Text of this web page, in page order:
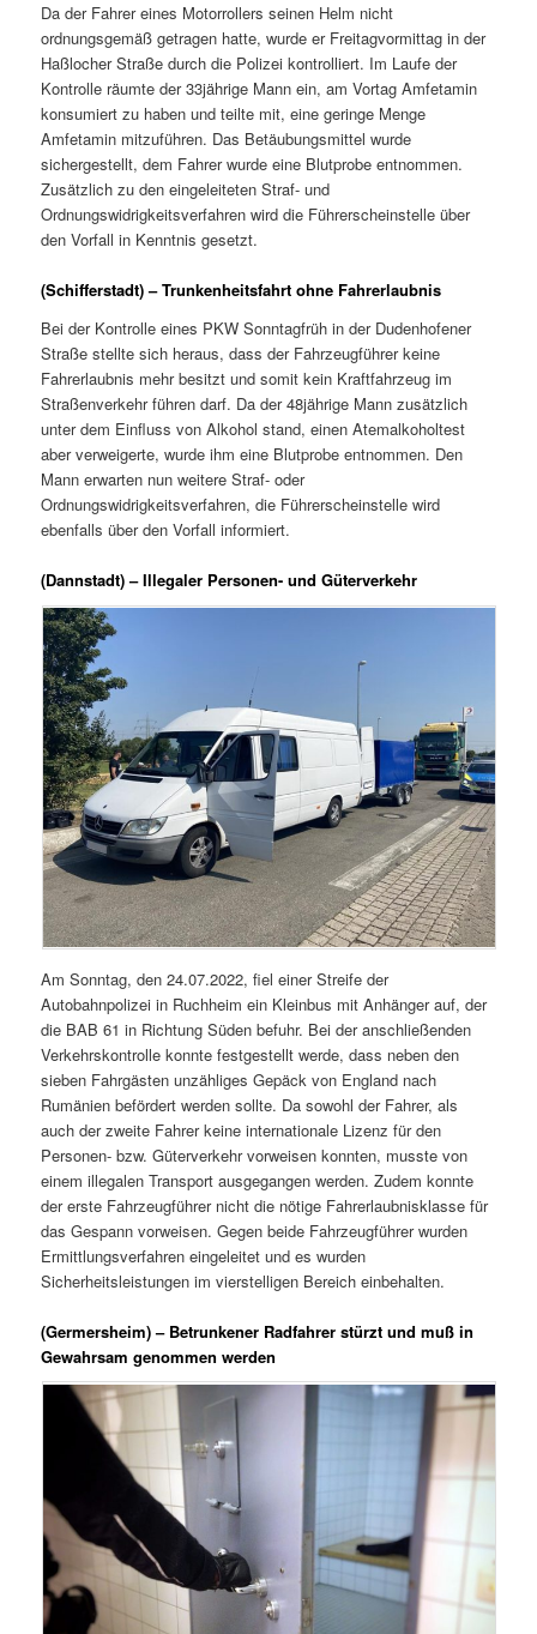
Da der Fahrer eines Motorrollers seinen Helm nicht
ordnungsgemäß getragen hatte, wurde er Freitagvormittag in der
Haßlocher Straße durch die Polizei kontrolliert. Im Laufe der
Kontrolle räumte der 33jährige Mann ein, am Vortag Amfetamin
konsumiert zu haben und teilte mit, eine geringe Menge
Amfetamin mitzuführen. Das Betäubungsmittel wurde
sichergestellt, dem Fahrer wurde eine Blutprobe entnommen.
Zusätzlich zu den eingeleiteten Straf- und
Ordnungswidrigkeitsverfahren wird die Führerscheinstelle über
den Vorfall in Kenntnis gesetzt.
(Schifferstadt) – Trunkenheitsfahrt ohne Fahrerlaubnis
Bei der Kontrolle eines PKW Sonntagfrüh in der Dudenhofener
Straße stellte sich heraus, dass der Fahrzeugführer keine
Fahrerlaubnis mehr besitzt und somit kein Kraftfahrzeug im
Straßenverkehr führen darf. Da der 48jährige Mann zusätzlich
unter dem Einfluss von Alkohol stand, einen Atemalkoholtest
aber verweigerte, wurde ihm eine Blutprobe entnommen. Den
Mann erwarten nun weitere Straf- oder
Ordnungswidrigkeitsverfahren, die Führerscheinstelle wird
ebenfalls über den Vorfall informiert.
(Dannstadt) – Illegaler Personen- und Güterverkehr
Am Sonntag, den 24.07.2022, fiel einer Streife der
Autobahnpolizei in Ruchheim ein Kleinbus mit Anhänger auf, der
die BAB 61 in Richtung Süden befuhr. Bei der anschließenden
Verkehrskontrolle konnte festgestellt werde, dass neben den
sieben Fahrgästen unzähliges Gepäck von England nach
Rumänien befördert werden sollte. Da sowohl der Fahrer, als
auch der zweite Fahrer keine internationale Lizenz für den
Personen- bzw. Güterverkehr vorweisen konnten, musste von
einem illegalen Transport ausgegangen werden. Zudem konnte
der erste Fahrzeugführer nicht die nötige Fahrerlaubnisklasse für
das Gespann vorweisen. Gegen beide Fahrzeugführer wurden
Ermittlungsverfahren eingeleitet und es wurden
Sicherheitsleistungen im vierstelligen Bereich einbehalten.
(Germersheim) – Betrunkener Radfahrer stürzt und muß in
Gewahrsam genommen werden